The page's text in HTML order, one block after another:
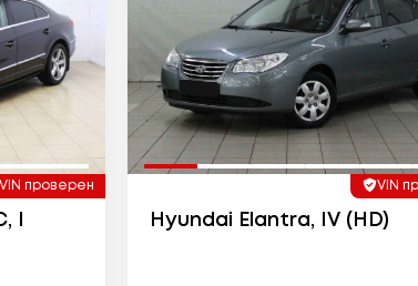
проверен
I
VIN
Hyundai Elantra, IV (HD)